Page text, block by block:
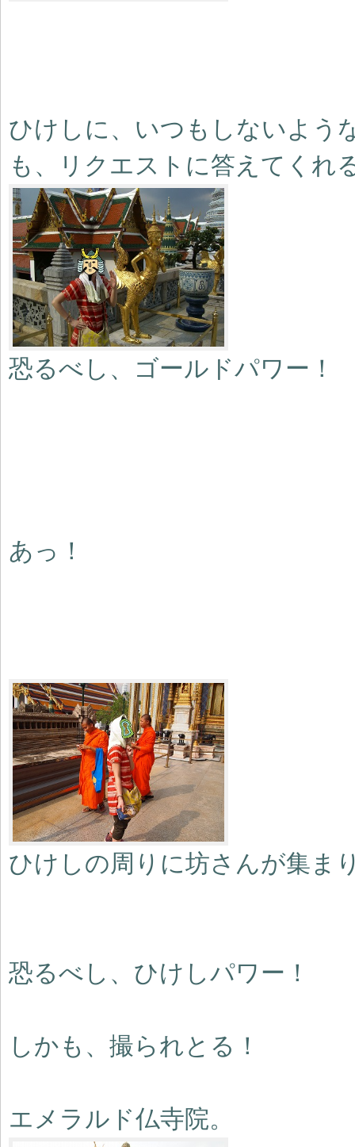
ひけしに、いつもしないよう
も、リクエストに答えてくれ
恐るべし、ゴールドパワー！
あっ！
ひけしの周りに坊さんが集ま
恐るべし、ひけしパワー！
しかも、撮られとる！
エメラルド仏寺院。